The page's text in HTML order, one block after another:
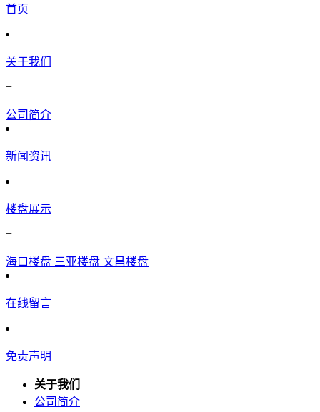
首页
关于我们
+
公司简介
新闻资讯
楼盘展示
+
海口楼盘 三亚楼盘 文昌楼盘
在线留言
免责声明
关于我们
公司简介